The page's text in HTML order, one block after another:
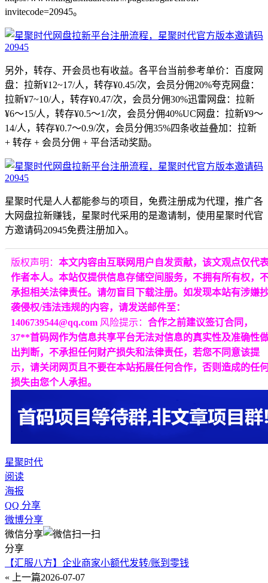
invitecode=20945。
另外，转存、开会员也有收益。各平台当前参考单价：百度网
盘：拉新¥12~17/人，转存¥0.45/次，会员分佣20%夸克网盘：
拉新¥7~10/人，转存¥0.47/次，会员分佣30%迅雷网盘：拉新
¥6～15/人，转存¥0.5～1/次，会员分佣40%UC网盘：拉新¥9～
14/人，转存¥0.7～0.9/次，会员分佣35%四条收益叠加：拉新
+ 转存 + 会员分佣 + 平台活动奖励。
星聚时代是人人都能参与的项目，免费注册成为代理，推广各
大网盘拉新赚钱，星聚时代采用的是邀请制，使用星聚时代官
方邀请码20945免费注册加入。
版权声明： 本文内容由互联网用户自发贡献，该文观点仅代
作者本人。本站仅提供信息存储空间服务，不拥有所有权，
承担相关法律责任。请勿盲目下载注册。如发现本站有涉嫌
袭侵权/违法违规的内容，请发送邮件至：
1406739544@qq.com 风险提示： 合作之前建议签订合同，
37**首码网作为信息共享平台无法对信息的真实性及准确性
出判断，不承担任何财产损失和法律责任，若您不同意该提
示，请关闭网页且不要在本站拓展任何合作，否则造成的任
损失由您个人承担。
星聚时代
阅读
海报
QQ 分享
微博分享
微信分享
分享
【汇服八方】企业商家小额代发转/账到零钱
« 上一篇2026-07-07